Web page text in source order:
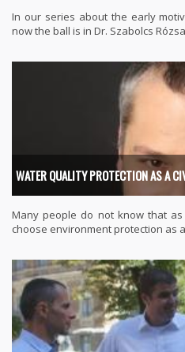
In our series about the early
now the ball is in Dr. Szabolcs
WATER QUALITY PROTECTION AS A
Many people do not know that
choose environment protection as